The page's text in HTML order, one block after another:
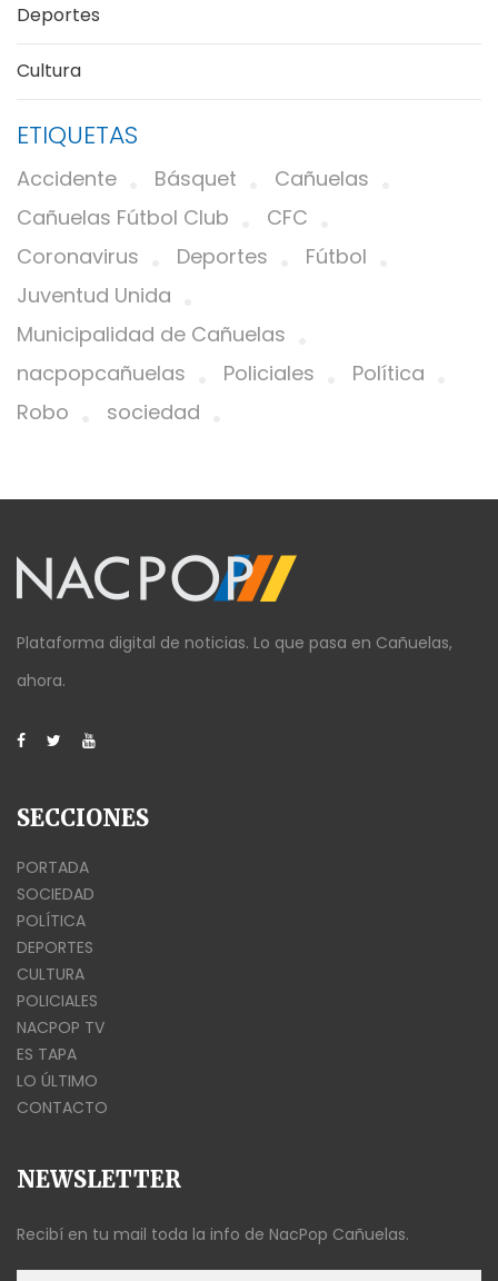
Deportes
Cultura
ETIQUETAS
Accidente Básquet
Cañuelas
Cañuelas Fútbol Club
CFC
Coronavirus
Deportes
Fútbol
Juventud Unida
Municipalidad de Cañuelas
nacpopcañuelas
Policiales
Política
Robo
sociedad
Plataforma digital de noticias. Lo que pasa en Cañuelas,
ahora.
SECCIONES
PORTADA
SOCIEDAD
POLÍTICA
DEPORTES
CULTURA
POLICIALES
NACPOP TV
ES TAPA
LO ÚLTIMO
CONTACTO
NEWSLETTER
Recibí en tu mail toda la info de NacPop Cañuelas.